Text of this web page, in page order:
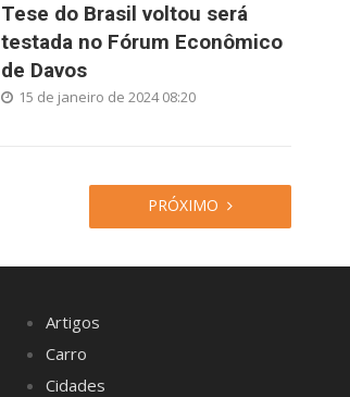
Tese do Brasil voltou será
testada no Fórum Econômico
de Davos
15 de janeiro de 2024 08:20
PRÓXIMO
Artigos
Carro
Cidades